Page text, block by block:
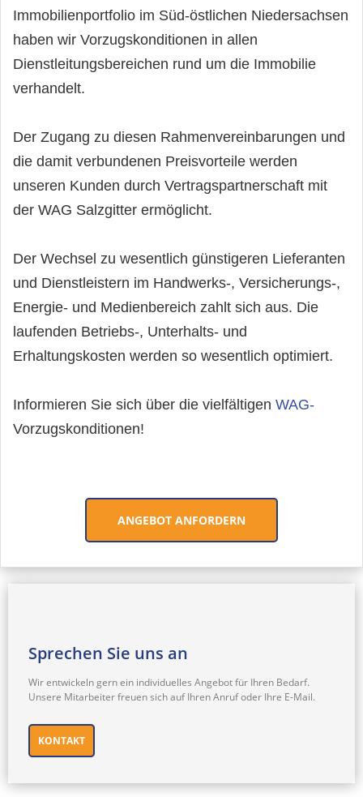
Immobilienportfolio im Süd-östlichen Niedersachsen
haben wir Vorzugskonditionen in allen
Dienstleitungsbereichen rund um die Immobilie
verhandelt.
Der Zugang zu diesen Rahmenvereinbarungen und
die damit verbundenen Preisvorteile werden
unseren Kunden durch Vertragspartnerschaft mit
der WAG Salzgitter ermöglicht.
Der Wechsel zu wesentlich günstigeren Lieferanten
und Dienstleistern im Handwerks-, Versicherungs-,
Energie- und Medienbereich zahlt sich aus. Die
laufenden Betriebs-, Unterhalts- und
Erhaltungskosten werden so wesentlich optimiert.
Informieren Sie sich über die vielfältigen WAG-
Vorzugskonditionen!
ANGEBOT ANFORDERN
Sprechen Sie uns an
Wir entwickeln gern ein individuelles Angebot für Ihren Bedarf.
Unsere Mitarbeiter freuen sich auf Ihren Anruf oder Ihre E-Mail.
KONTAKT